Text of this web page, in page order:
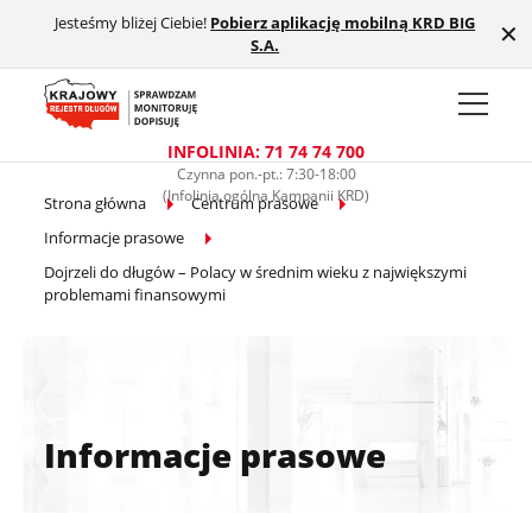
Przejdź do treści głównej
Jesteśmy bliżej Ciebie! Pobierz aplikację mobilną KRD BIG
S.A.
✕
INFOLINIA: 71 74 74 700
Czynna pon.-pt.: 7:30-18:00
(Infolinia ogólna Kampanii KRD)
Strona główna
Centrum prasowe
Informacje prasowe
Dojrzeli do długów – Polacy w średnim wieku z największymi
problemami finansowymi
Informacje prasowe